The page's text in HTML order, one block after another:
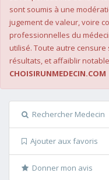
sont soumis à une
jugement de valeur, voire
professionnelles du
utilisé. Toute autre
résultats, et affaiblir
CHOISIRUNMEDECIN.COM
Rechercher Medecin
Ajouter aux favoris
Donner mon avis